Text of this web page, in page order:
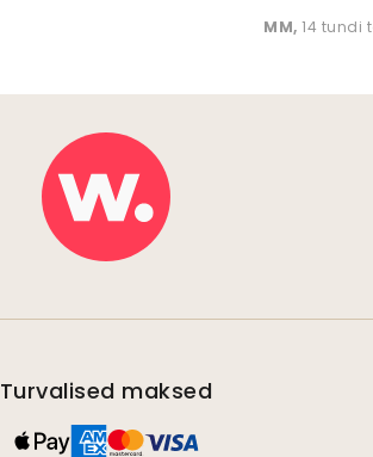
MM, 14 tundi
Turvalised maksed